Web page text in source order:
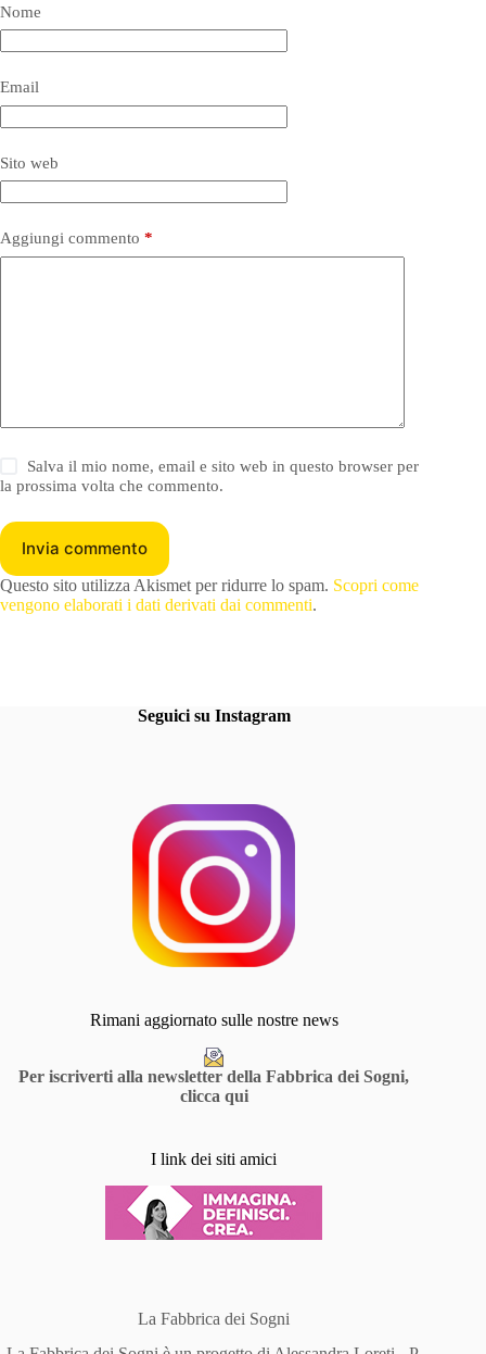
Nome
Email
Sito web
Aggiungi commento *
Salva il mio nome, email e sito web in questo browser per
la prossima volta che commento.
Invia commento
Questo sito utilizza Akismet per ridurre lo spam. Scopri come
vengono elaborati i dati derivati dai commenti.
Seguici su Instagram
Rimani aggiornato sulle nostre news
Per iscriverti alla newsletter della Fabbrica dei Sogni,
clicca qui
I link dei siti amici
La Fabbrica dei Sogni